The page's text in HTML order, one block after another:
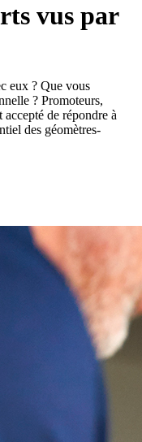
vus par
eux ? Que vous
? Promoteurs,
de répondre à
des géomètres-